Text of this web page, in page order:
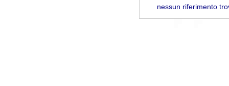
nessun riferimento